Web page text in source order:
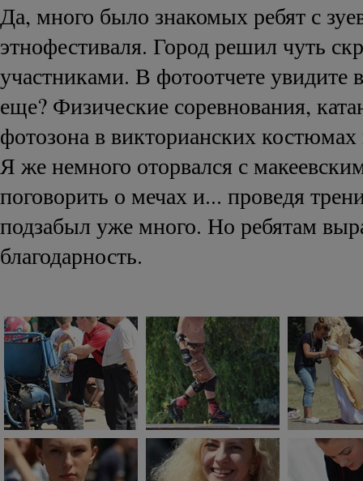
Да, много было знакомых ребят с
этнофестиваля. Город решил чуть
участниками. В фотоотчете увидите
еще? Физические соревнования,
фотозона в викторианских
Я же немного оторвался с
поговорить о мечах и... проведя
подзабыл уже много. Но ребятам
благодарность.